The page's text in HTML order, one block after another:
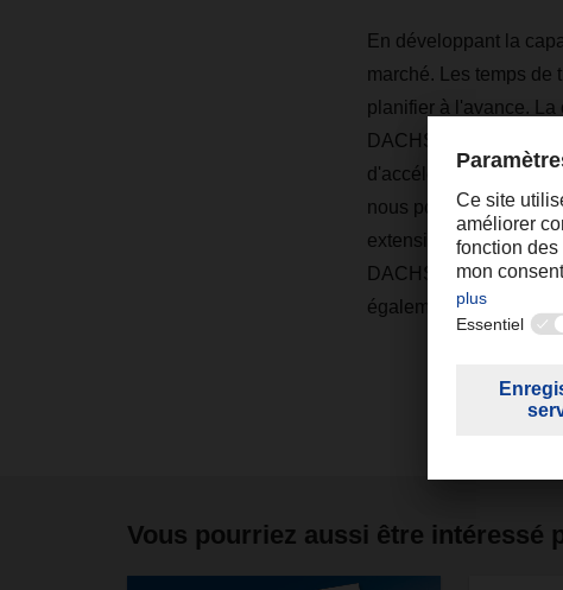
En développant la
marché. Les temps de
planifier à l'avance. La
DACHSER de
d'accélérer les
nous pouvons offrir à
extension du réseau
DACHSER sera bien
également.
Vous pourriez aussi être intéressé